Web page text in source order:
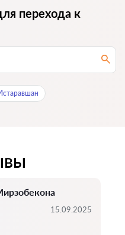
перехода к
15.09.2025